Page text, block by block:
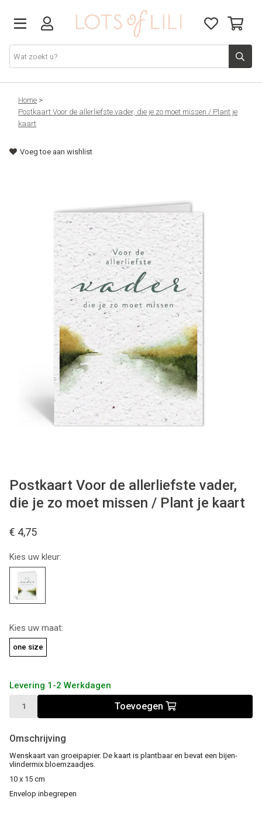
VADERDAG
SOLDEN
ACCESSOIRES
JUF/MEESTER
STATIONERY
WELNESS
AAN TAFEL
KIDS
Home >
Postkaart Voor de allerliefste vader, die je zo moet missen / Plant je
kaart
Voeg toe aan wishlist
Postkaart Voor de allerliefste vader,
die je zo moet missen / Plant je kaart
€ 4,75
Kies uw kleur:
Kies uw maat:
one size
Levering 1-2 Werkdagen
Toevoegen
Omschrijving
Wenskaart van groeipapier. De kaart is plantbaar en bevat een bijen-
vlindermix bloemzaadjes.
10 x 15 cm
Envelop inbegrepen